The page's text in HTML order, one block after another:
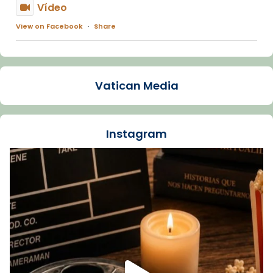
Vídeo
View on Facebook · Share
Arquebisbat de Barcelona
La Carmina va patir depressió. Fa gairebé
dos mesos, a l'Estadi Lluís Companys, la
Recupera l'entrevista comp
Vatican
tican News 👇
www.vaticannews.va/es/iglesia/news/2026-
07/carmina-historia-depresion-papa-viaje-
espana-testimoni...
Foto
View on Facebook · Share
Vatican Media
Instagram